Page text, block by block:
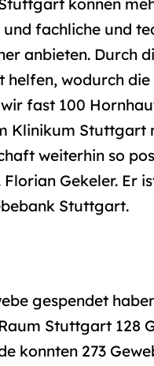
können
fachliche und
anbieten. Durch
wodurch
fast 100
Klinikum Stuttgart
weiterhin so
Gekeler. Er
Stuttgart.
gespendet
Stuttgart 128
konnten 273